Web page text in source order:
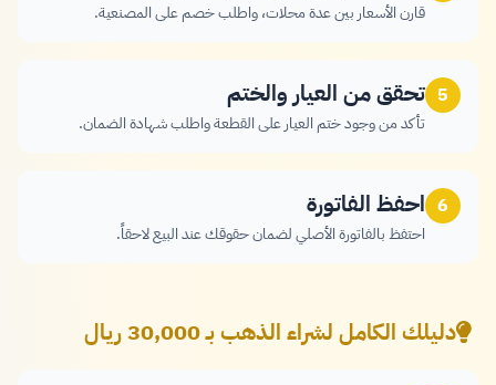
قارن الأسعار بين عدة محلات، واطلب خصم على المصنعية.
5 تحقق من العيار والختم
تأكد من وجود ختم العيار على القطعة واطلب شهادة الضمان.
6 احفظ الفاتورة
احتفظ بالفاتورة الأصلي لضمان حقوقك عند البيع لاحقاً.
دليلك الكامل لشراء الذهب بـ 30,000 ريال